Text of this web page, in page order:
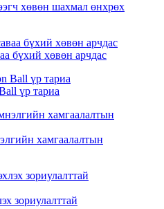
хөвөн шахмал өнхрөх
бүхий хөвөн арчдас
үр тариа
хамгаалалтын
зориулалттай